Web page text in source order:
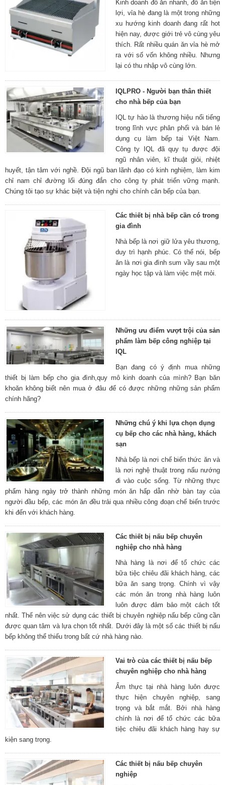
Kinh doanh đồ ăn nhanh, đồ ăn tiện
lợi, vỉa hè đang là một trong những
xu hướng kinh doanh đang rất hot
hiện nay, được giới trẻ vô cùng yêu
thích. Rất nhiều quán ăn vỉa hè mở
ra với số vốn không nhiều. Nhưng
lại có thu nhập vô cùng lớn.
IQLPRO - Người bạn thân thiết
cho nhà bếp của bạn
IQL tự hào là thương hiệu nổi tiếng
trong lĩnh vực phân phối và bán lẻ
dụng cụ làm bếp tại Việt Nam.
Công ty IQL đã quy tụ được đội
ngũ nhân viên, kĩ thuật giỏi, nhiệt
huyết, tận tâm với nghề. Đội ngũ ban lãnh đạo có kinh nghiệm, làm kim
chỉ nam chỉ đường lối đúng đắn cho công ty phát triển vững mạnh.
Chúng tôi tạo sự khác biệt và tiện nghi cho chính căn bếp của bạn.
Các thiết bị nhà bếp cần có trong
gia đình
Nhà bếp là nơi giữ lửa yêu thương,
duy trì hạnh phúc. Có thể nói, bếp
ăn là nơi gia đình sum vầy sau một
ngày học tập và làm việc mệt mỏi.
Những ưu điểm vượt trội của sản
phẩm làm bếp công nghiệp tại
IQL
Bạn đang có ý định mua những
thiết bị làm bếp cho gia đình,quy mô kinh doanh của mình? Bạn băn
khoăn không biết nên mua ở đâu để có được những những sản phẩm
chính hãng?
Những chú ý khi lựa chọn dụng
cụ bếp cho các nhà hàng, khách
sạn
Nhà bếp là nơi chế biến thức ăn và
là nơi nghệ thuật trong nấu nướng
đi vào cuộc sống. Từ những thực
phẩm hàng ngày trở thành những món ăn hấp dẫn nhờ bàn tay của
người đầu bếp, các món ăn đều trải qua nhiều công đoạn chế biến trước
khi đến với khách hàng.
Các thiết bị nấu bếp chuyên
nghiệp cho nhà hàng
Nhà hàng là nơi để tổ chức các
bữa tiệc chiêu đãi khách hàng, các
bữa ăn sang trọng. Chính vì vậy
các món ăn trong nhà hàng luôn
luôn được đảm bảo một cách tốt
nhất. Thế nên việc sử dụng các thiết bị chuyên nghiệp nấu bếp cũng cần
được quan tâm và lựa chọn tốt nhất. Dưới đây là một số các thiết bị nấu
bếp không thể thiếu trong bất cứ nhà hàng nào.
Vai trò của các thiết bị nấu bếp
chuyên nghiệp cho nhà hàng
Ẩm thực tại nhà hàng luôn được
thực hiện chuyên nghiệp, sang
trọng và bắt mắt. Bởi nhà hàng
chính là nơi để tổ chức các bữa
tiệc chiêu đãi khách hàng hay sự
kiện sang trọng.
Các thiết bị nấu bếp chuyên
nghiệp